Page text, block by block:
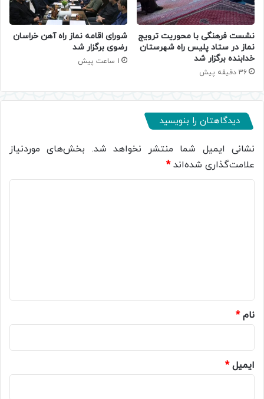
نشست فرهنگی با محوریت ترویج
نماز در ستاد پلیس راه شهرستان
خدابنده برگزار شد
36 دقیقه پیش
شورای اقامه نماز راه آهن خراسان
رضوی برگزار شد
1 ساعت پیش
دیدگاهتان را بنویسید
نشانی ایمیل شما منتشر نخواهد شد. بخش‌های موردنیاز
علامت‌گذاری شده‌اند*
نام*
ایمیل*